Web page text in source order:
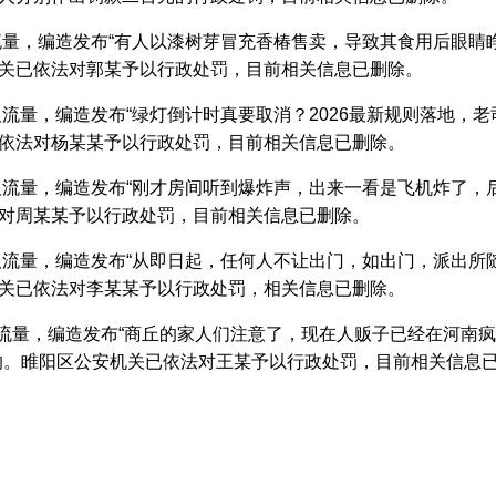
，编造发布“有人以漆树芽冒充香椿售卖，导致其食用后眼睛
依法对郭某予以行政处罚，目前相关信息已删除。
量，编造发布“绿灯倒计时真要取消？2026最新规则落地，
对杨某某予以行政处罚，目前相关信息已删除。
量，编造发布“刚才房间听到爆炸声，出来一看是飞机炸了，
某某予以行政处罚，目前相关信息已删除。
量，编造发布“从即日起，任何人不让出门，如出门，派出所
依法对李某某予以行政处罚，相关信息已删除。
量，编造发布“商丘的家人们注意了，现在人贩子已经在河南
睢阳区公安机关已依法对王某予以行政处罚，目前相关信息